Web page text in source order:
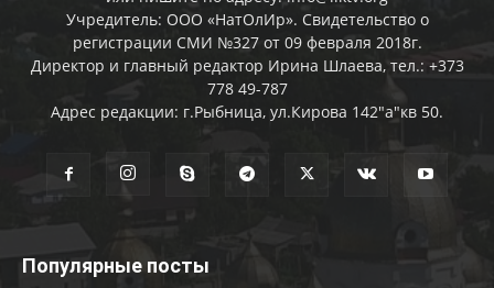
Учредитель: ООО «НатОлИр». Свидетельство о
регистрации СМИ №327 от 09 февраля 2018г.
Директор и главный редактор Ирина Шлаева, тел.: +373
778 49-787
Адрес редакции: г.Рыбница, ул.Кирова 142"а"кв 50.
Популярные посты